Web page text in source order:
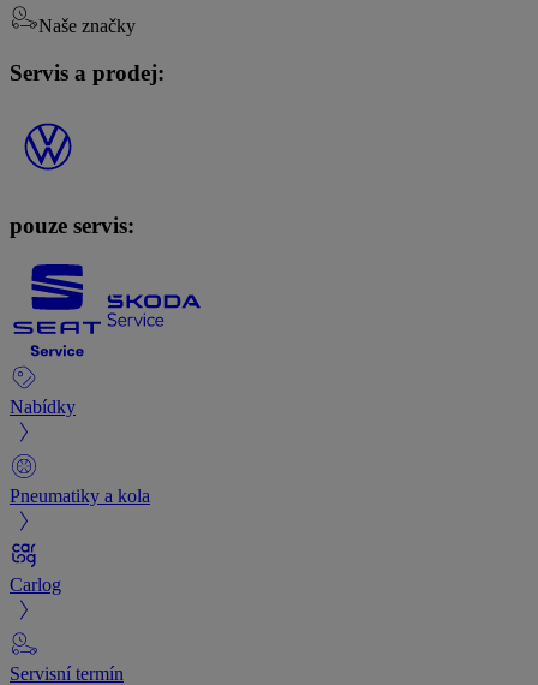
Naše značky
Servis a prodej:
pouze servis:
Nabídky
Pneumatiky a kola
Carlog
Servisní termín